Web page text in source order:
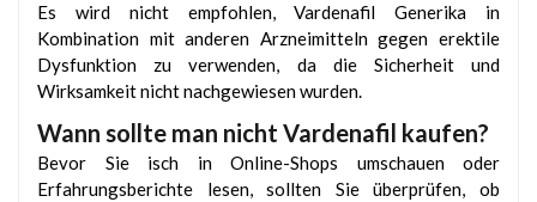
Es wird nicht empfohlen, Vardenafil Generika in
Kombination mit anderen Arzneimitteln gegen erektile
Dysfunktion zu verwenden, da die Sicherheit und
Wirksamkeit nicht nachgewiesen wurden.
Wann sollte man nicht Vardenafil kaufen?
Bevor Sie isch in Online-Shops umschauen oder
Erfahrungsberichte lesen, sollten Sie überprüfen, ob